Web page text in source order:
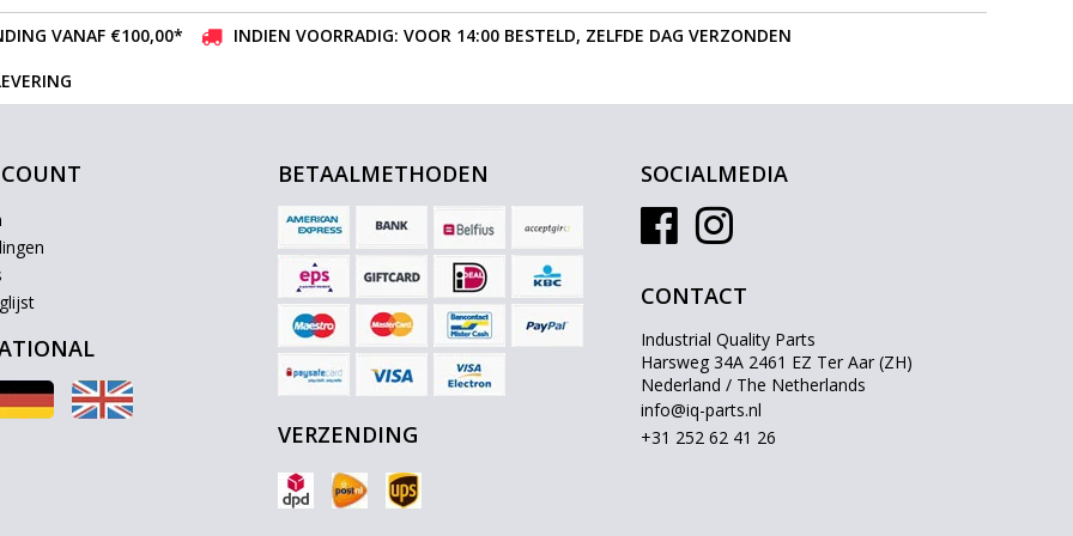
VANAF €100,00*
INDIEN VOORRADIG: VOOR 14:00 BESTELD, ZELFDE DAG VERZONDEN
BETAALMETHODEN
VERZENDING
SOCIALMEDIA
CONTACT
Industrial Quality Parts
Harsweg 34A 2461 EZ Ter Aar (ZH)
Nederland / The Netherlands
info@iq-parts.nl
+31 252 62 41 26